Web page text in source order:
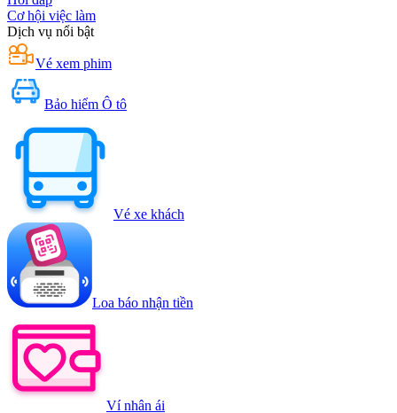
Cơ hội việc làm
Dịch vụ nổi bật
Vé xem phim
Bảo hiểm Ô tô
Vé xe khách
Loa báo nhận tiền
Ví nhân ái